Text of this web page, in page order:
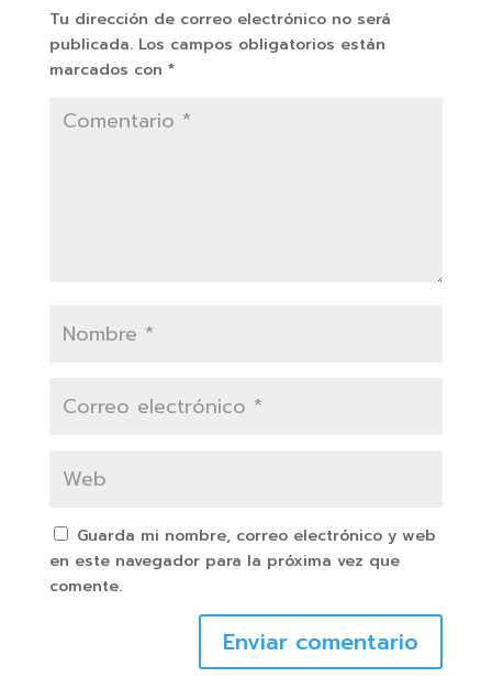
Tu dirección de correo electrónico no será
publicada. Los campos obligatorios están
marcados con *
Guarda mi nombre, correo electrónico y web
en este navegador para la próxima vez que
comente.
Enviar comentario